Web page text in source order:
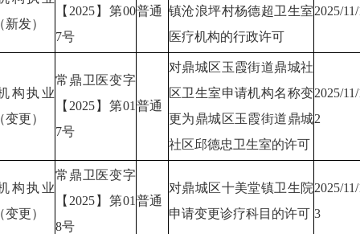
发）
【2025】第00
7号
普通 镇沧浪坪村杨德超卫生室
医疗机构的行政许可
2025/
构执业
更）
常鼎卫医变字
【2025】第01
7号
普通
对鼎城区玉霞街道鼎城社
区卫生室申请机构名称变
更为鼎城区玉霞街道鼎城
社区邱德忠卫生室的许可
2025/
2
构执业
更）
常鼎卫医变字
【2025】第01
8号
普通
对鼎城区十美堂镇卫生院
申请变更诊疗科目的许可
2025/
3